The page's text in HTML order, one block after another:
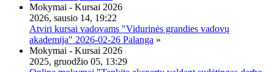
Mokymai - Kursai 2026
2026, sausio 14, 19:22
Atviri kursai vadovams "Vidurinės grandies vadovų
akademija" 2026-02-26 Palanga »
Mokymai - Kursai 2026
2025, gruodžio 05, 13:29